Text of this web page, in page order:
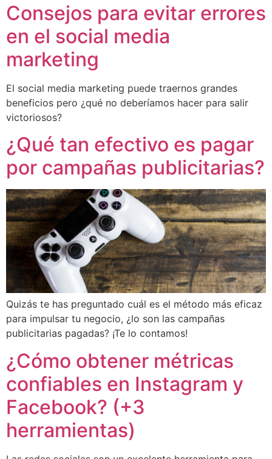
Consejos para evitar errores
en el social media
marketing
El social media marketing puede traernos grandes
beneficios pero ¿qué no deberíamos hacer para salir
victoriosos?
¿Qué tan efectivo es pagar
por campañas publicitarias?
Quizás te has preguntado cuál es el método más eficaz
para impulsar tu negocio, ¿lo son las campañas
publicitarias pagadas? ¡Te lo contamos!
¿Cómo obtener métricas
confiables en Instagram y
Facebook? (+3
herramientas)